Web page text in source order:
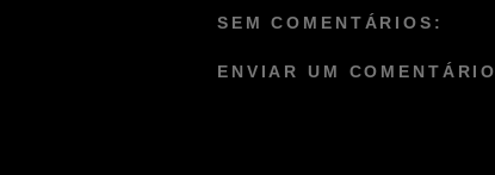
SEM COMENTÁRIOS:
ENVIAR UM COMENTÁRIO